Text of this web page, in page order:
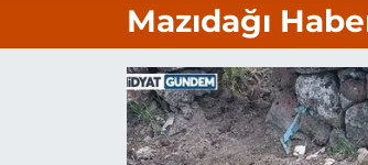
Mazıdağı